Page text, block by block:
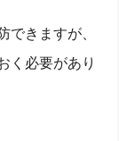
できますが、
く必要があり